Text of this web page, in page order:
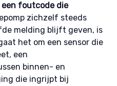
foutcode die
zichzelf steeds
melding blijft geven, is
het om een sensor die
een
binnen- en
die ingrijpt bij